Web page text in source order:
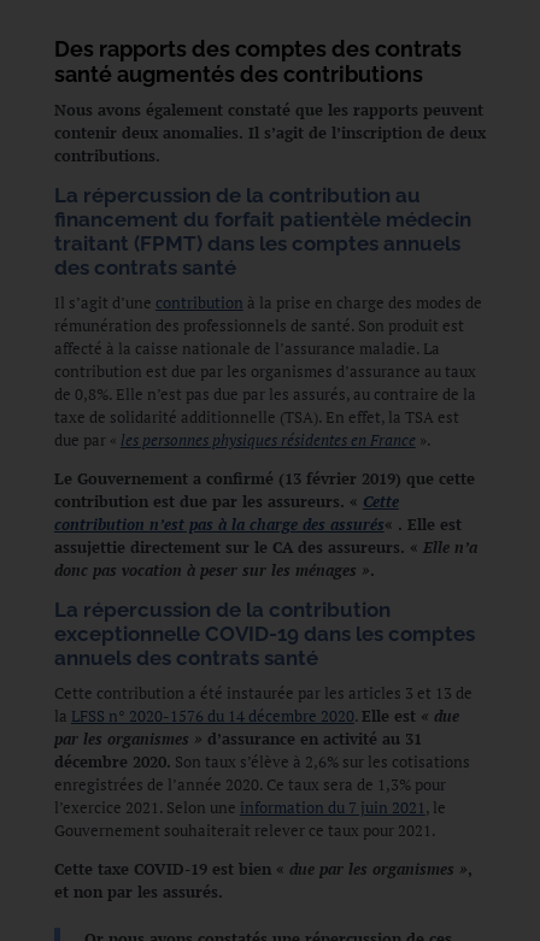
Des rapports des comptes des contrats
santé augmentés des contributions
Nous avons également constaté que les rapports peuvent
contenir deux anomalies. Il s’agit de l’inscription de deux
contributions.
La répercussion de la contribution au
financement du forfait patientèle médecin
traitant (FPMT) dans les comptes annuels
des contrats santé
Il s’agit d’une contribution à la prise en charge des modes de
rémunération des professionnels de santé. Son produit est
affecté à la caisse nationale de l’assurance maladie. La
contribution est due par les organismes d’assurance au taux
de 0,8%. Elle n’est pas due par les assurés, au contraire de la
taxe de solidarité additionnelle (TSA). En effet, la TSA est
due par « les personnes physiques résidentes en France ».
Le Gouvernement a confirmé (13 février 2019) que cette
contribution est due par les assureurs. « Cette
contribution n’est pas à la charge des assurés« . Elle est
assujettie directement sur le CA des assureurs. « Elle n’a
donc pas vocation à peser sur les ménages ».
La répercussion de la contribution
exceptionnelle COVID-19 dans les comptes
annuels des contrats santé
Cette contribution a été instaurée par les articles 3 et 13 de
la LFSS n° 2020-1576 du 14 décembre 2020. Elle est « due
par les organismes » d’assurance en activité au 31
décembre 2020. Son taux s’élève à 2,6% sur les cotisations
enregistrées de l’année 2020. Ce taux sera de 1,3% pour
l’exercice 2021. Selon une information du 7 juin 2021, le
Gouvernement souhaiterait relever ce taux pour 2021.
Cette taxe COVID-19 est bien « due par les organismes »,
et non par les assurés.